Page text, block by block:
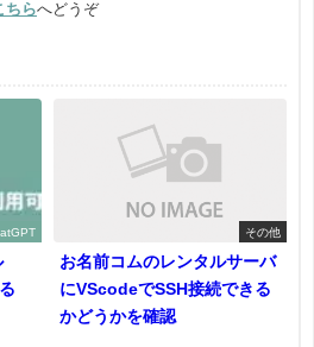
ちらへどうぞ
その他
お名前コムのレンタルサーバ
にVScodeでSSH接続できる
かどうかを確認